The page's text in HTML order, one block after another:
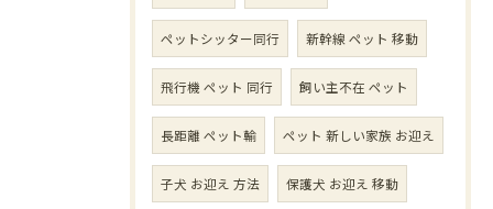
ペットシッター同行 新幹線 ペット 移動
飛行機 ペット 同行 飼い主不在 ペット
長距離 ペット輸 ペット 新しい家族 お迎え
子犬 お迎え 方法 保護犬 お迎え 移動